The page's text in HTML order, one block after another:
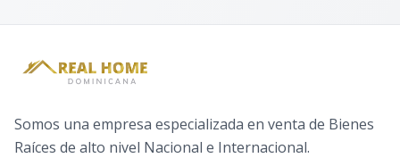
Somos una empresa especializada en venta de Bienes
Raíces de alto nivel Nacional e Internacional.